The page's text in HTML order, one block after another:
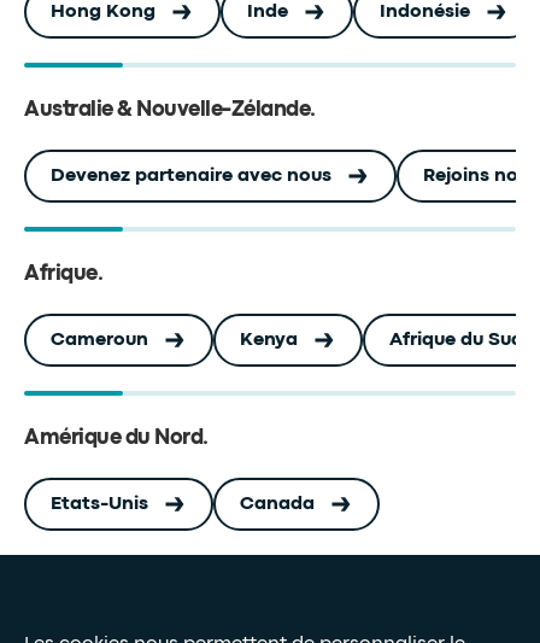
Hong Kong Inde Indonésie
Australie & Nouvelle-Zélande.
Devenez partenaire avec nous Rejoins
Afrique.
Cameroun Kenya Afrique du Sud
Amérique du Nord .
Etats-Unis Canada